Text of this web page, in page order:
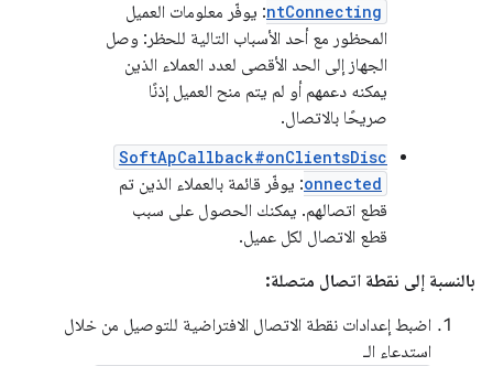
ntConnecting: يوفّر معلومات العميل
المحظور مع أحد الأسباب التالية للحظر: وصل
الجهاز إلى الحد الأقصى لعدد العملاء الذين
يمكنه دعمهم أو لم يتم منح العميل إذنًا
صريحًا بالاتصال.
SoftApCallback#onClientsDisc
onnected: يوفّر قائمة بالعملاء الذين تم
قطع اتصالهم. يمكنك الحصول على سبب
قطع الاتصال لكل عميل.
بالنسبة إلى نقطة اتصال متصلة:
اضبط إعدادات نقطة الاتصال الافتراضية للتوصيل من خلال
استدعاء الـ